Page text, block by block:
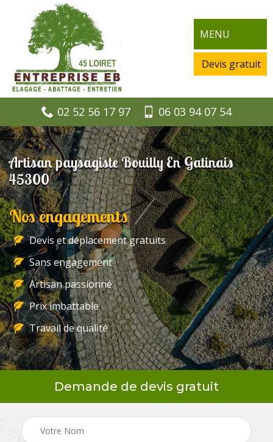
MENU
Devis gratuit
02 52 56 17 97 06 03 94 07 54
Artisan paysagiste Bouilly En Gatinais
45300
Nos engagements
Devis et déplacement gratuits
Sans engagement
Artisan passionné
Prix imbattable
Travail de qualité
Demande de devis gratuit